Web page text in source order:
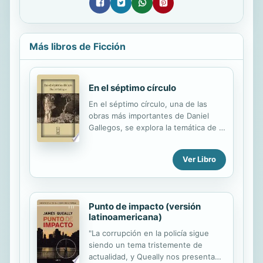
Más libros de Ficción
En el séptimo círculo
En el séptimo círculo, una de las
obras más importantes de Daniel
Gallegos, se explora la temática de la
Carmen Naranjo, esta obra "reveló el
terrible signo de nuestros días. La
cátedra". Para esta autora, solo un
hábil creador del talento de Gallegos
"puede ser el gran periodista que en
el lenguaje teatral nos golpee con la
violencia en escena".
Ver Libro
Punto de impacto (versión
latinoamericana)
"La corrupción en la policía sigue
siendo un tema tristemente de
actualidad, y Queally nos presenta